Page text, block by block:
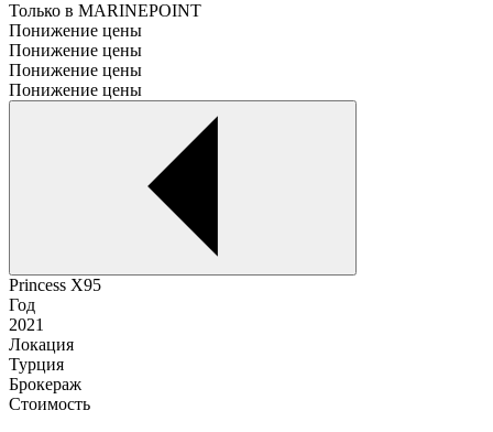
Только в MARINEPOINT
Понижение цены
Понижение цены
Понижение цены
Понижение цены
Princess X95
Год
2021
Локация
Турция
Брокераж
Стоимость